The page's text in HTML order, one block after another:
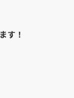
す！